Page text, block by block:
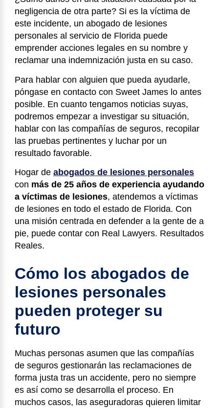
negligencia de otra parte? Si es la víctima de
este incidente, un abogado de lesiones
personales al servicio de Florida puede
emprender acciones legales en su nombre y
reclamar una indemnización justa en su caso.
Para hablar con alguien que pueda ayudarle,
póngase en contacto con Sweet James lo antes
posible. En cuanto tengamos noticias suyas,
podremos empezar a investigar su situación,
hablar con las compañías de seguros, recopilar
las pruebas pertinentes y luchar por un
resultado favorable.
Hogar de abogados de lesiones personales
con más de 25 años de experiencia ayudando
a víctimas de lesiones, atendemos a víctimas
de lesiones en todo el estado de Florida. Con
una misión centrada en defender a la gente de a
pie, puede contar con Real Lawyers. Resultados
Reales.
Cómo los abogados de
lesiones personales
pueden proteger su
futuro
Muchas personas asumen que las compañías
de seguros gestionarán las reclamaciones de
forma justa tras un accidente, pero no siempre
es así como se desarrolla el proceso. En
muchos casos, las aseguradoras quieren limitar